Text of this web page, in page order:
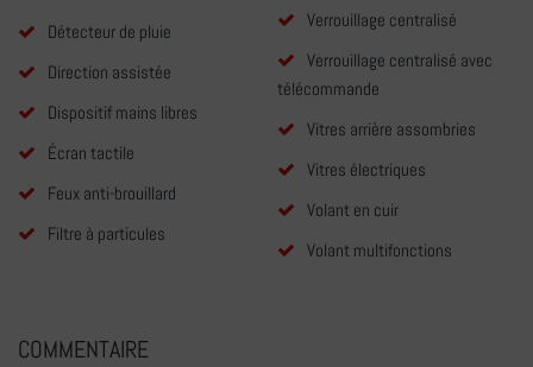
Détecteur de pluie
Direction assistée
Dispositif mains libres
Écran tactile
Feux anti-brouillard
Filtre à particules
Verrouillage centralisé
Verrouillage centralisé avec
télécommande
Vitres arrière assombries
Vitres électriques
Volant en cuir
Volant multifonctions
COMMENTAIRE